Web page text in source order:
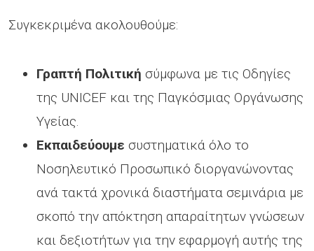
Συγκεκριμένα ακολουθούμε:
Γραπτή Πολιτική σύμφωνα με τις Οδηγίες
της UNICEF και της Παγκόσμιας Οργάνωσης
Υγείας.
Εκπαιδεύουμε συστηματικά όλο το
Νοσηλευτικό Προσωπικό διοργανώνοντας
ανά τακτά χρονικά διαστήματα σεμινάρια με
σκοπό την απόκτηση απαραίτητων γνώσεων
και δεξιοτήτων για την εφαρμογή αυτής της